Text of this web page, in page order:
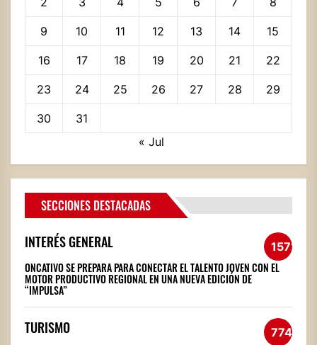
9 10 11 12 13 14 15
16 17 18 19 20 21 22
23 24 25 26 27 28 29
30
31
« Jul
SECCIONES DESTACADAS
INTERÉS GENERAL 1571
ONCATIVO SE PREPARA PARA CONECTAR EL TALENTO JOVEN CON EL
MOTOR PRODUCTIVO REGIONAL EN UNA NUEVA EDICIÓN DE
“IMPULSA”
TURISMO 774